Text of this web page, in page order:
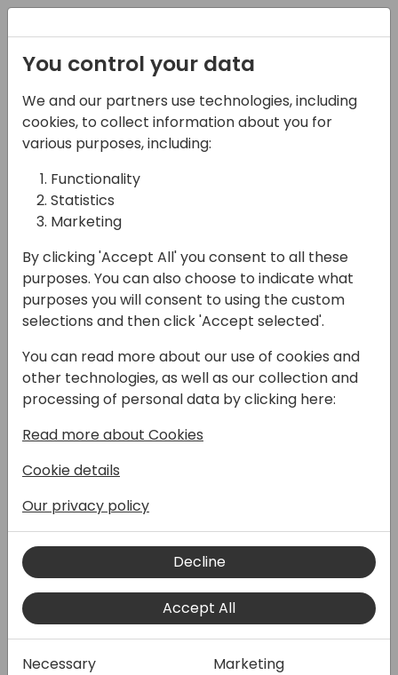
22-05-2025
Novità in Business
Central Manufacturing
2025 Wave 1
11:45 - 12:30
Sala Envisioning (piano 1)
Back to event schedule
La Wave 1 di Dynamics 365 Business Central
per il 2025 introduce importanti novità per il
miglioramenti nella gestione dei costi
produzione. In questo intervento
esploreremo le nuove funzionalità rilasciate
ad aprile attraverso esempi concreti,
produttive.
You control your data
We and our partners use technologies, including
cookies, to collect information about you for
various purposes, including:
Functionality
Statistics
Marketing
By clicking 'Accept All' you consent to all these
purposes. You can also choose to indicate what
purposes you will consent to using the custom
selections and then click 'Accept selected'.
You can read more about our use of cookies and
other technologies, as well as our collection and
processing of personal data by clicking here:
Read more about Cookies
Cookie details
Our privacy policy
Decline
Accept All
Necessary Marketing